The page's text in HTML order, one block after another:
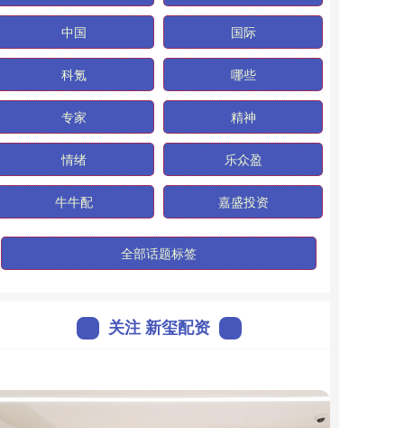
中国 国际
科氪 哪些
专家 精神
情绪 乐众盈
牛牛配 嘉盛投资
全部话题标签
关注 新玺配资